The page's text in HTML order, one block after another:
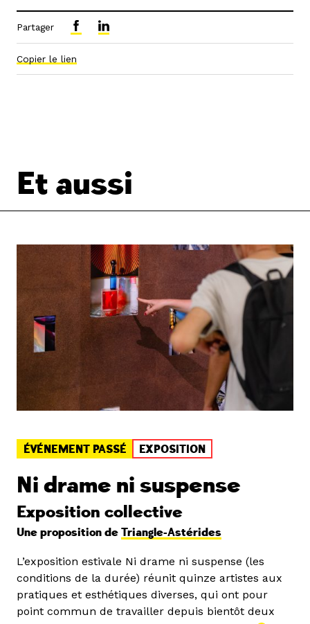
Partager
Copier le lien
Et aussi
ÉVÉNEMENT PASSÉ EXPOSITION
Ni drame ni suspense
Exposition collective
Une proposition de Triangle-Astérides
L’exposition estivale Ni drame ni suspense (les
conditions de la durée) réunit quinze artistes aux
pratiques et esthétiques diverses, qui ont pour
point commun de travailler depuis bientôt deux